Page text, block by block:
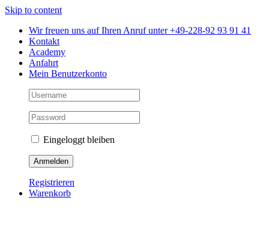
Skip to content
Wir freuen uns auf Ihren Anruf unter +49-228-92 93 91 41
Kontakt
Academy
Anfahrt
Mein Benutzerkonto
Eingeloggt bleiben
Registrieren
Warenkorb